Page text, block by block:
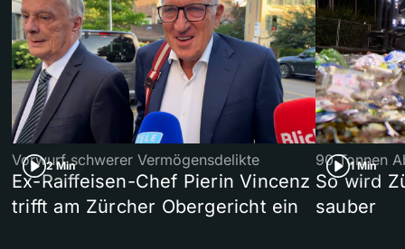
2 Min
Vorwurf schwerer Vermögensdelikte
Ex-Raiffeisen-Chef Pierin Vincenz
trifft am Zürcher Obergericht ein
1 Min
90 Tonnen
So wird
sauber